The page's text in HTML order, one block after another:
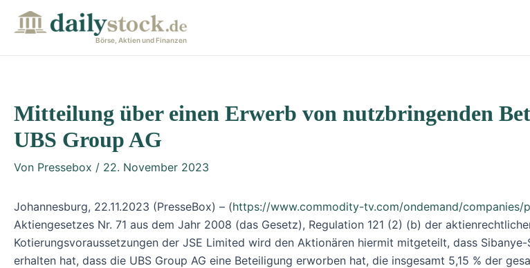
Inhalt
Börse, Aktien und Finanzen
Mitteilung über einen Erwerb von nutzbringenden
UBS Group AG
Von Pressebox / 22. November 2023
Johannesburg, 22.11.2023 (PresseBox) – (https://www.commodity-tv.com/ondemand/
Aktiengesetzes Nr. 71 aus dem Jahr 2008 (das Gesetz), Regulation 121 (2) (b) der
Kotierungsvoraussetzungen der JSE Limited wird den Aktionären hiermit mitgeteilt, dass
erhalten hat, dass die UBS Group AG eine Beteiligung erworben hat, die insgesamt 5,15 % der
navigation